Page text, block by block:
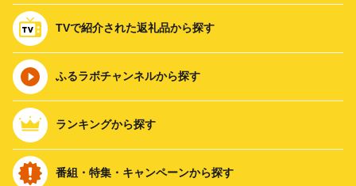
TVで紹介された返礼品から探す
ふるラボチャンネルから探す
ランキングから探す
番組・特集・キャンペーンから探す